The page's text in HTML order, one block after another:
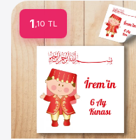
1 ,10 TL